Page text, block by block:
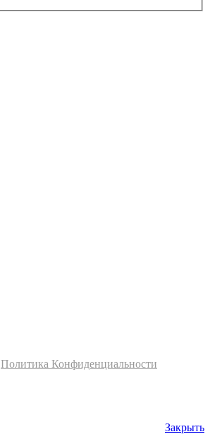
Политика Конфиденциальности
Закрыть